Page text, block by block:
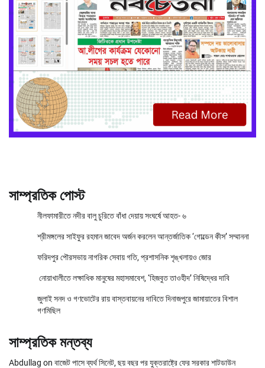
সাম্প্রতিক পোস্ট
নীলফামারীতে নদীর বালু চুরিতে বাঁধা দেয়ায় সংঘর্ষে আহত- ৬
শ্রীমঙ্গলের সাইফুর রহমান জাবেদ অর্জন করলেন আন্তর্জাতিক ‘গোল্ডেন কীস’ সম্মাননা
ফরিদপুর পৌরসভায় নাগরিক সেবায় গতি, প্রশাসনিক শৃঙ্খলায়ও জোর
নোয়াখালীতে লক্ষাধিক মানুষের মহাসমাবেশ, ‘হিজবুত তাওহীদ’ নিষিদ্ধের দাবি
জুলাই সনদ ও গণভোটের রায় বাস্তবায়নের দাবিতে দিনাজপুরে জামায়াতের বিশাল
গণমিছিল
সাম্প্রতিক মন্তব্য
Abdullag on বাজেট পাসে ব্যর্থ সিনেট, ছয় বছর পর যুক্তরাষ্ট্রে ফের সরকার শাটডাউন